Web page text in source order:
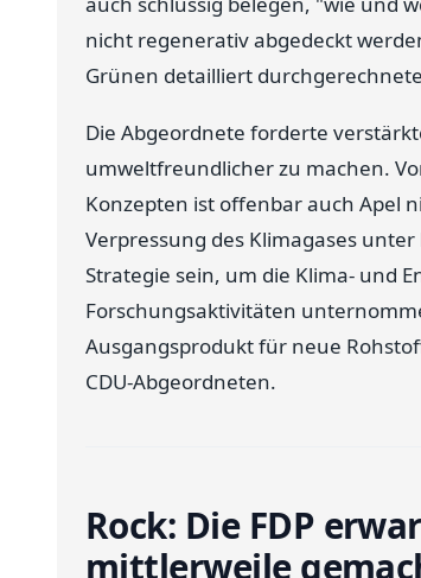
nicht regenerativ abgedeckt
Grünen detailliert
Die Abgeordnete forderte
umweltfreundlicher zu machen.
Konzepten ist offenbar auch Apel
Verpressung des Klimagases
Strategie sein, um die Klima- und
Forschungsaktivitäten
Ausgangsprodukt für neue
CDU-Abgeordneten.
Rock: Die FDP
mittlerweile